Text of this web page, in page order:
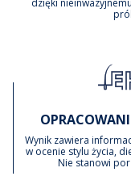
dzięki
Wynik zawiera
w ocenie stylu życia,
Nie stanowi